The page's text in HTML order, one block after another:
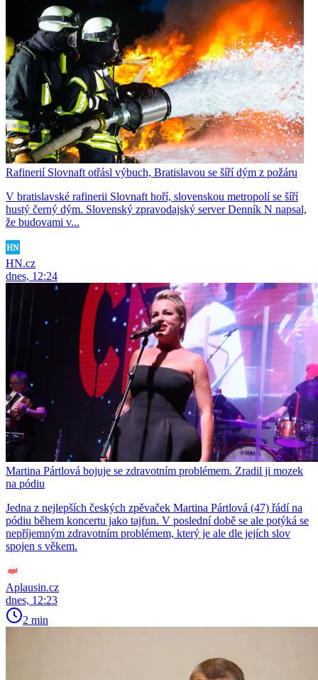
Rafinerií Slovnaft otřásl výbuch, Bratislavou se šíří dým z požáru
V bratislavské rafinerii Slovnaft hoří, slovenskou metropolí se šíří
hustý černý dým. Slovenský zpravodajský server Denník N napsal,
že budovami v...
HN.cz
dnes, 12:24
Martina Pártlová bojuje se zdravotním problémem. Zradil ji mozek
na pódiu
Jedna z nejlepších českých zpěvaček Martina Pártlová (47) řádí na
pódiu během koncertu jako tajfun. V poslední době se ale potýká se
nepříjemným zdravotním problémem, který je ale dle jejích slov
spojen s věkem.
Aplausin.cz
dnes, 12:23
2 min